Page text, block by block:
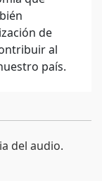
de
al
país.